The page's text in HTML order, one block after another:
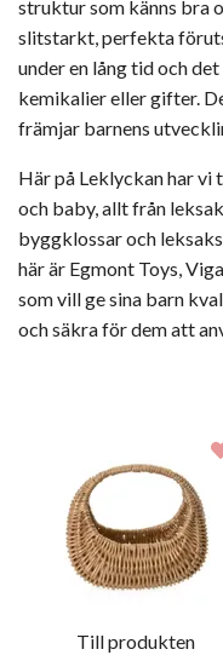
struktur som känns bra
slitstarkt, perfekta
under en lång tid och
kemikalier eller gifter.
främjar barnens
Här på Leklyckan har vi
och baby, allt från
byggklossar och
här är Egmont Toys,
som vill ge sina barn
och säkra för dem att
Till produkten